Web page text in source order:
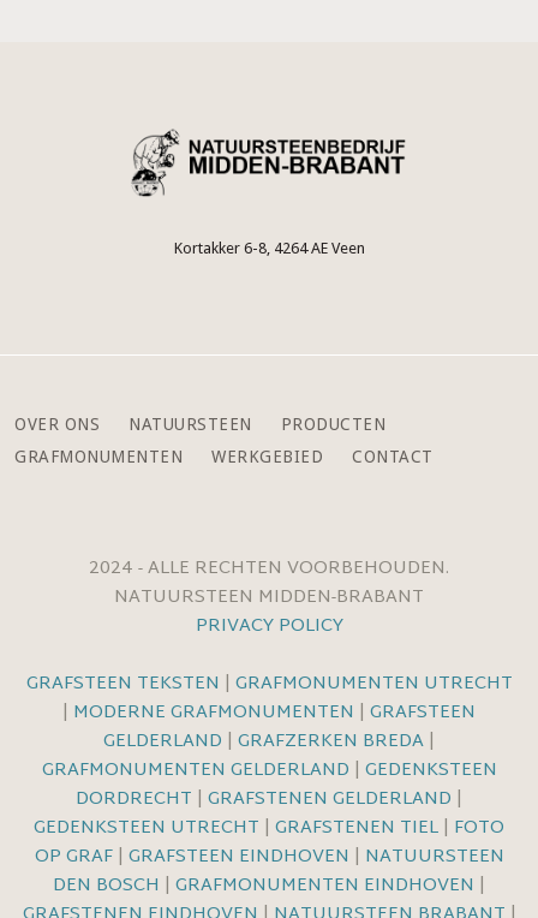
Kortakker 6-8, 4264 AE Veen
OVER ONS NATUURSTEEN
PRODUCTEN
GRAFMONUMENTEN
WERKGEBIED CONTACT
2024 - ALLE RECHTEN VOORBEHOUDEN.
NATUURSTEEN MIDDEN-BRABANT
PRIVACY POLICY
GRAFSTEEN TEKSTEN | GRAFMONUMENTEN UTRECHT
| MODERNE GRAFMONUMENTEN | GRAFSTEEN
GELDERLAND | GRAFZERKEN BREDA|
GRAFMONUMENTEN GELDERLAND | GEDENKSTEEN
DORDRECHT | GRAFSTENEN GELDERLAND |
GEDENKSTEEN UTRECHT | GRAFSTENEN TIEL| FOTO
OP GRAF| GRAFSTEEN EINDHOVEN | NATUURSTEEN
DEN BOSCH | GRAFMONUMENTEN EINDHOVEN |